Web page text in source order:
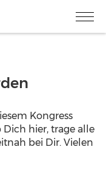
Kongress
hier, trage alle
bei Dir. Vielen